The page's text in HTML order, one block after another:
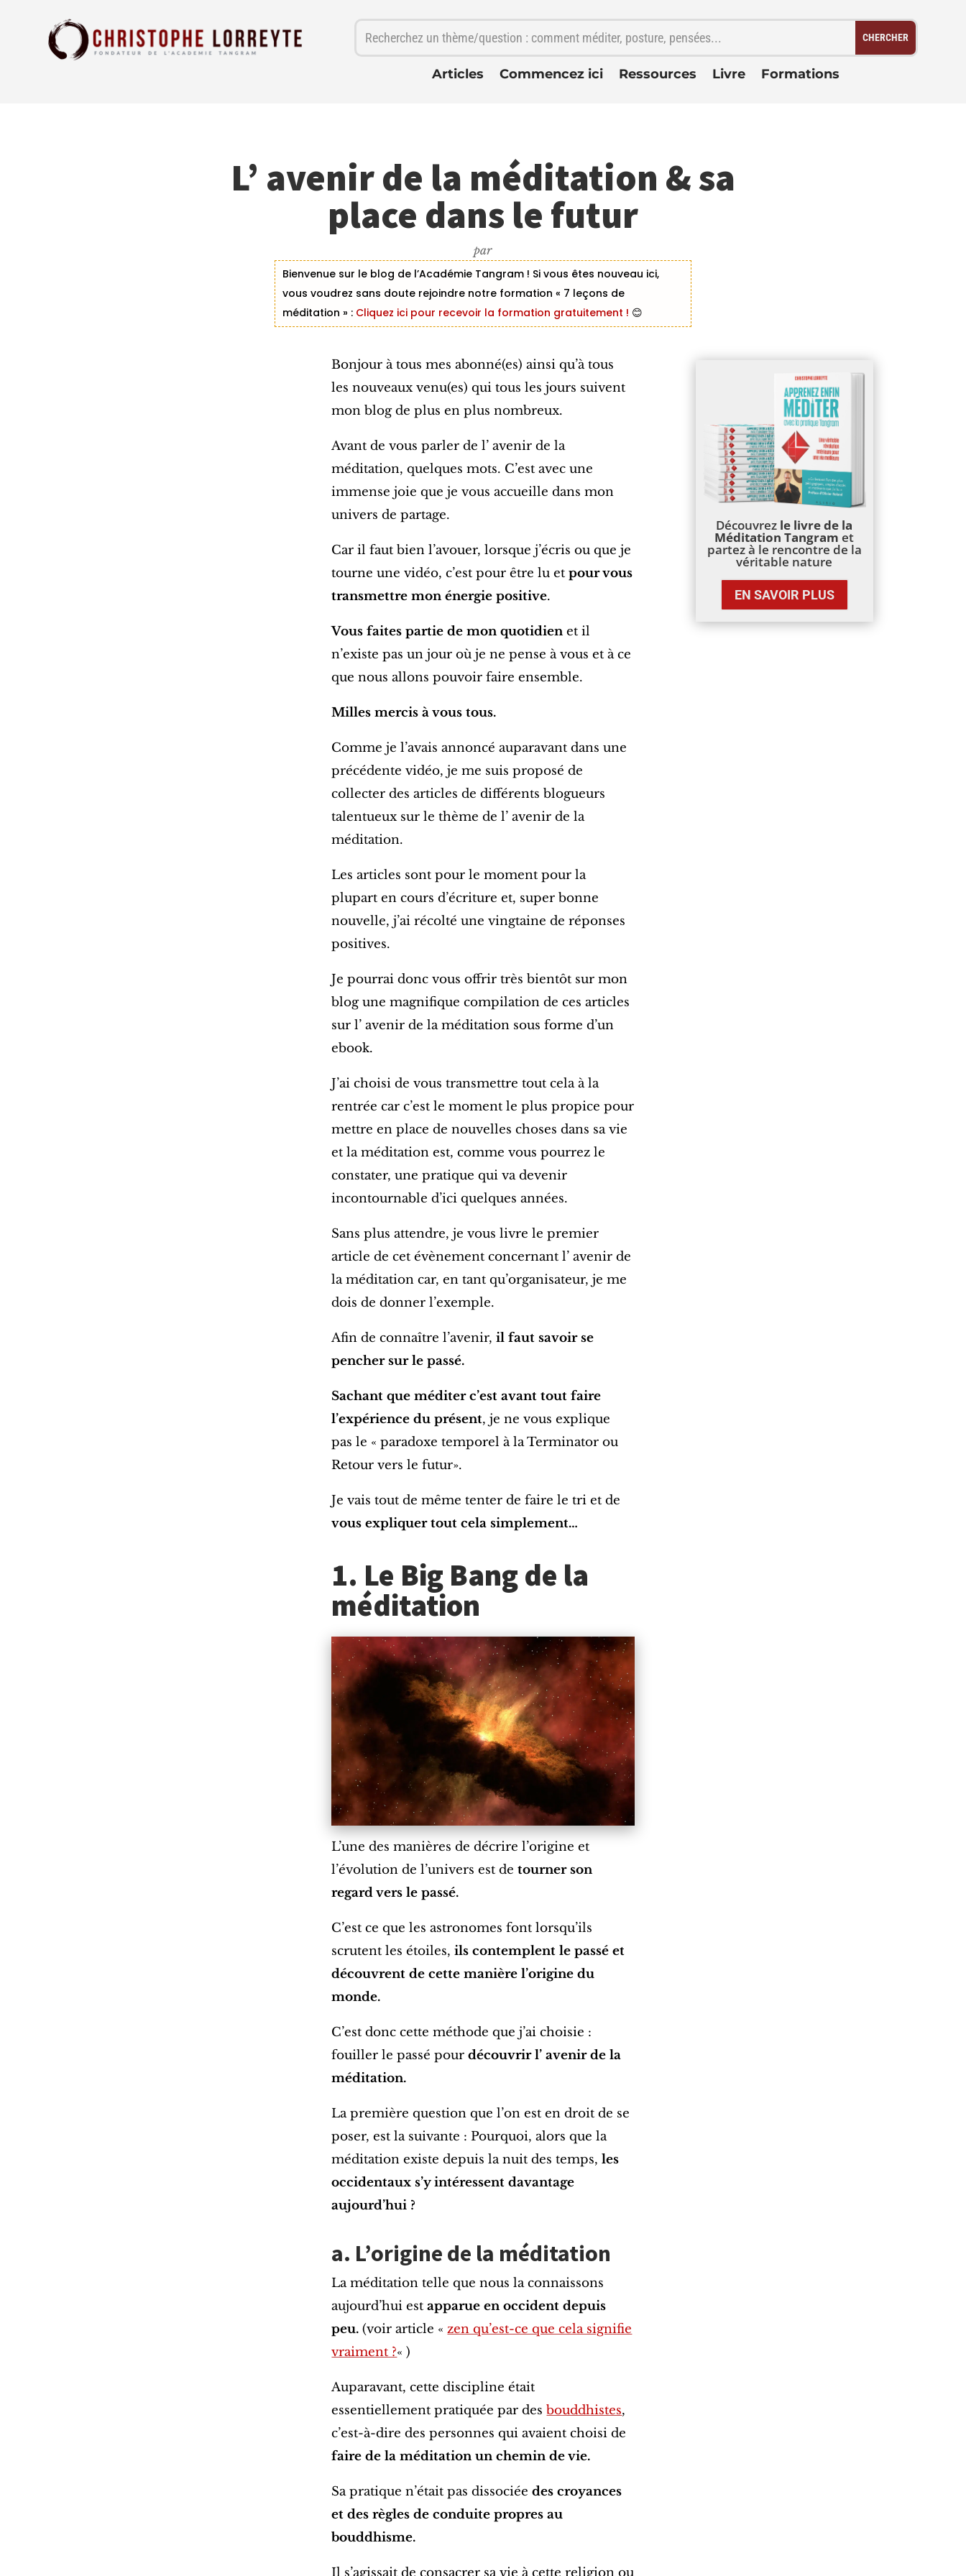
Articles Commencez ici Ressources Livre Formations
L’ avenir de la méditation & sa
place dans le futur
par
Bienvenue sur le blog de l’Académie Tangram ! Si vous êtes nouveau ici,
vous voudrez sans doute rejoindre notre formation « 7 leçons de
méditation » :Cliquez ici pour recevoir la formation gratuitement ! 😊
Bonjour à tous mes abonné(es) ainsi qu’à tous
les nouveaux venu(es) qui tous les jours suivent
mon blog de plus en plus nombreux.
Avant de vous parler de l’ avenir de la
méditation, quelques mots. C’est avec une
immense joie que je vous accueille dans mon
univers de partage.
Car il faut bien l’avouer, lorsque j’écris ou que je
tourne une vidéo, c’est pour être lu etpour vous
transmettre mon énergie positive.
Vous faites partie de mon quotidienet il
n’existe pas un jour où je ne pense à vous et à ce
que nous allons pouvoir faire ensemble.
Milles mercis à vous tous.
Comme je l’avais annoncé auparavant dans une
précédente vidéo, je me suis proposé de
collecter des articles de différents blogueurs
talentueux sur le thème de l’ avenir de la
méditation.
Les articles sont pour le moment pour la
plupart en cours d’écriture et, super bonne
nouvelle, j’ai récolté une vingtaine de réponses
positives.
Je pourrai donc vous offrir très bientôt sur mon
blog une magnifique compilation de ces articles
sur l’ avenir de la méditation sous forme d’un
ebook.
J’ai choisi de vous transmettre tout cela à la
rentrée car c’est le moment le plus propice pour
mettre en place de nouvelles choses dans sa vie
et la méditation est, comme vous pourrez le
constater, une pratique qui va devenir
incontournable d’ici quelques années.
Sans plus attendre, je vous livre le premier
article de cet évènement concernant l’ avenir de
la méditation car, en tant qu’organisateur, je me
dois de donner l’exemple.
Afin de connaître l’avenir,il faut savoir se
pencher sur le passé.
Sachant que méditer c’est avant tout faire
l’expérience du présent, je ne vous explique
pas le « paradoxe temporel à la Terminator ou
Retour vers le futur».
Je vaistout de même tenter de faire le tri et de
vous expliquer tout cela simplement…
1. Le Big Bang de la
méditation
L’une des manières de décrire l’origine et
l’évolution de l’univers est detourner son
regard vers le passé.
C’est ce que les astronomes font lorsqu’ils
scrutent les étoiles,ils contemplent le passé et
découvrent de cette manière l’origine du
monde.
C’est donc cette méthode que j’ai choisie :
fouiller le passé pour découvrir l’ avenir de la
méditation.
La première question que l’on est en droit de se
poser, est la suivante : Pourquoi, alors que la
méditation existe depuis la nuit des temps,les
occidentaux s’y intéressent davantage
aujourd’hui ?
a. L’origine de la méditation
La méditation telle que nous la connaissons
aujourd’hui estapparue en occident depuis
peu. (voir article «zen qu’est-ce que cela signifie
vraiment ?« )
Auparavant, cette discipline était
essentiellement pratiquée par desbouddhistes,
c’est-à-dire des personnes qui avaient choisi de
faire de la méditation un chemin de vie.
Sa pratique n’était pas dissociéedes croyances
et des règles de conduite propres au
bouddhisme.
Il s’agissait de consacrer sa vie à cette religion ou
Découvrez le livre de la
Méditation Tangram et
partez à le rencontre de la
véritable nature
EN SAVOIR PLUS